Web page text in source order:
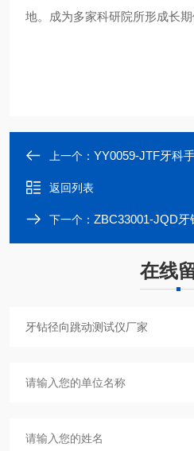
地。成为多家科研院所形成长期
上一个： YY0059-JTF牙科
返回列表
下一个： ZBC33001-JQD
在线